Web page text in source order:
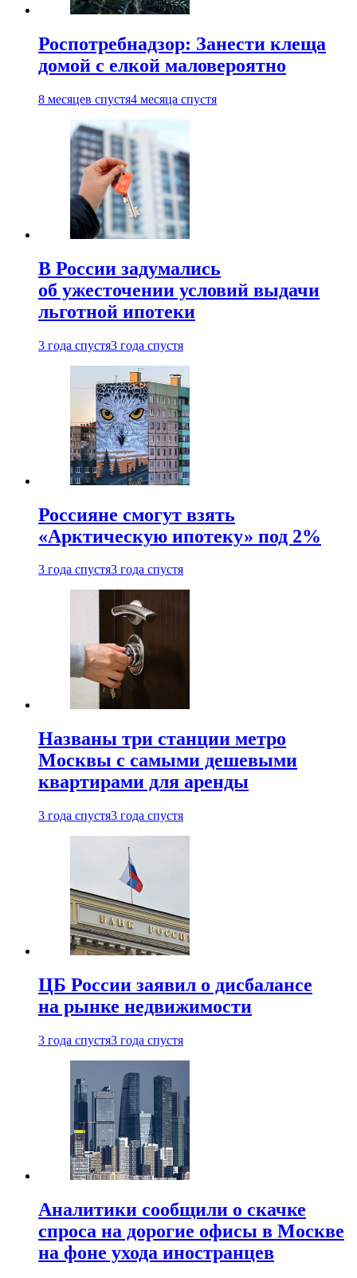
Роспотребнадзор: Занести клеща
домой с елкой маловероятно
8 месяцев спустя4 месяца спустя
В России задумались
об ужесточении условий выдачи
льготной ипотеки
3 года спустя3 года спустя
Россияне смогут взять
«Арктическую ипотеку» под 2%
3 года спустя3 года спустя
Названы три станции метро
Москвы с самыми дешевыми
квартирами для аренды
3 года спустя3 года спустя
ЦБ России заявил о дисбалансе
на рынке недвижимости
3 года спустя3 года спустя
Аналитики сообщили о скачке
спроса на дорогие офисы в Москве
на фоне ухода иностранцев